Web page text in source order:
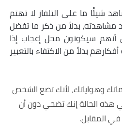
شيئًا ما على التلفاز لا تهتم
مشاهدته، بدلاً من ذكر ما تفضل
سيكونون محل إعجاب إذا
بدلاً من الاكتفاء بالتعبير
وهواياتك، لأنك تضع الشخص
هذه الحالة إنك تضحي دون أن
المقابل.